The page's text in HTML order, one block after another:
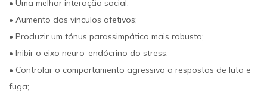
• Uma melhor interação social;
• Aumento dos vínculos afetivos;
• Produzir um tónus parassimpático mais robusto;
• Inibir o eixo neuro-endócrino do stress;
• Controlar o comportamento agressivo a respostas de luta e
fuga;